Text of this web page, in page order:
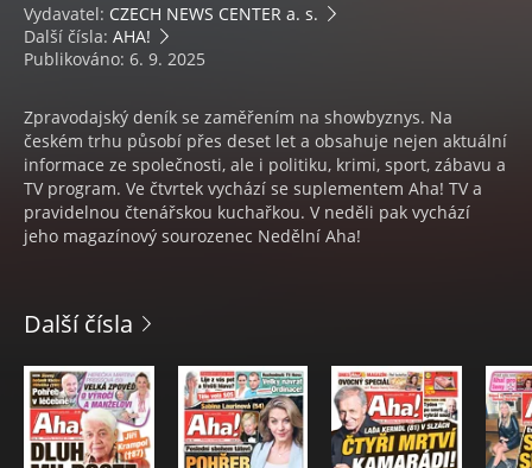
Vydavatel: CZECH NEWS CENTER a. s.
Další čísla: AHA!
Publikováno: 6. 9. 2025
Zpravodajský deník se zaměřením na showbyznys. Na
českém trhu působí přes deset let a obsahuje nejen aktuální
informace ze společnosti, ale i politiku, krimi, sport, zábavu a
TV program. Ve čtvrtek vychází se suplementem Aha! TV a
pravidelnou čtenářskou kuchařkou. V neděli pak vychází
jeho magazínový sourozenec Nedělní Aha!
Další čísla